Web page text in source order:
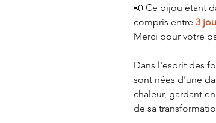
📣 Ce bijou étant
compris entre 3
Merci pour votre
Dans l'esprit des
sont nées d'une
chaleur, gardant
de sa